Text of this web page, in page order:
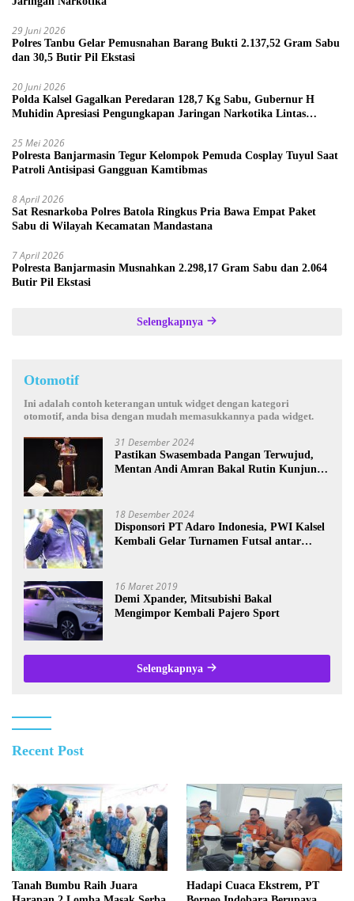
29 Juni 2026
Polres Tanbu Gelar Pemusnahan Barang Bukti 2.137,52 Gram Sabu
dan 30,5 Butir Pil Ekstasi
20 Juni 2026
Polda Kalsel Gagalkan Peredaran 128,7 Kg Sabu, Gubernur H
Muhidin Apresiasi Pengungkapan Jaringan Narkotika Lintas
25 Mei 2026
Polresta Banjarmasin Tegur Kelompok Pemuda Cosplay Tuyul Saat
Patroli Antisipasi Gangguan Kamtibmas
8 April 2026
Sat Resnarkoba Polres Batola Ringkus Pria Bawa Empat Paket
Sabu di Wilayah Kecamatan Mandastana
7 April 2026
Polresta Banjarmasin Musnahkan 2.298,17 Gram Sabu dan 2.064
Butir Pil Ekstasi
Selengkapnya
Otomotif
Ini adalah contoh keterangan untuk widget dengan kategori
otomotif, anda bisa dengan mudah memasukkannya pada widget.
31 Desember 2024
Pastikan Swasembada Pangan Terwujud,
Mentan Andi Amran Bakal Rutin Kunjungi
18 Desember 2024
Disponsori PT Adaro Indonesia, PWI Kalsel
Kembali Gelar Turnamen Futsal antar
16 Maret 2019
Demi Xpander, Mitsubishi Bakal
Mengimpor Kembali Pajero Sport
Selengkapnya
Recent Post
Tanah Bumbu Raih Juara
Hadapi Cuaca Ekstrem, PT